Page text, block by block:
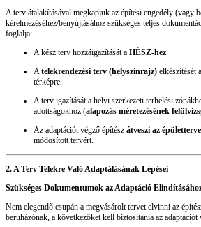
A terv átalakításával megkapjuk az építési engedély (vagy
kérelmezéséhez/benyújtásához szükséges teljes
foglalja:
A kész terv hozzáigazítását a HÉSZ-hez.
Atelekrendezési terv (helyszínrajz) elkészítését
térképre.
A terv igazítását a helyi szerkezeti terhelési
adottságokhoz (alapozás méretezésének
Az adaptációt végző építész átveszi az
módosított tervért.
2. A Terv Telekre Való Adaptálásának Lépései
Szükséges Dokumentumok az Adaptáció
Nem elegendő csupán a megvásárolt tervet elvinni az
beruházónak, a következőket kell biztosítania az adaptációt